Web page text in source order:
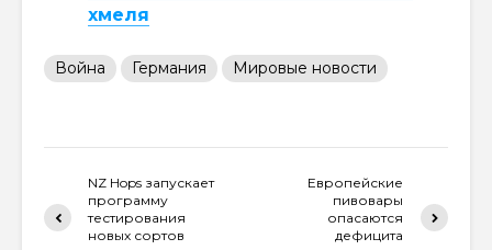
хмеля
Война Германия Мировые новости
NZ Hops запускает
программу
тестирования
новых сортов
Европейские
пивовары
опасаются
дефицита